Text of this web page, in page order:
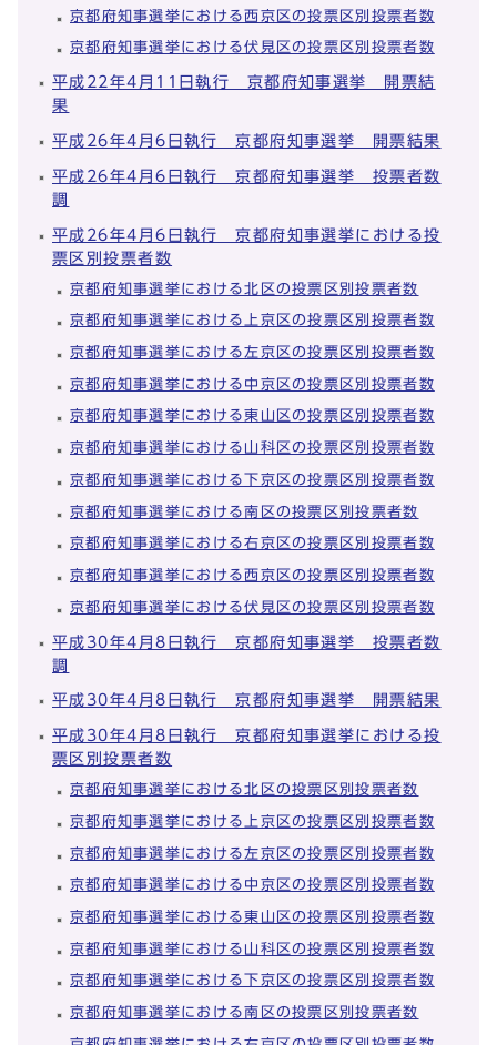
京都府知事選挙における西京区の投票区別投票者数
京都府知事選挙における伏見区の投票区別投票者数
平成22年4月11日執行 京都府知事選挙 開票結
果
平成26年4月6日執行 京都府知事選挙 開票結果
平成26年4月6日執行 京都府知事選挙 投票者数
調
平成26年4月6日執行 京都府知事選挙における投
票区別投票者数
京都府知事選挙における北区の投票区別投票者数
京都府知事選挙における上京区の投票区別投票者数
京都府知事選挙における左京区の投票区別投票者数
京都府知事選挙における中京区の投票区別投票者数
京都府知事選挙における東山区の投票区別投票者数
京都府知事選挙における山科区の投票区別投票者数
京都府知事選挙における下京区の投票区別投票者数
京都府知事選挙における南区の投票区別投票者数
京都府知事選挙における右京区の投票区別投票者数
京都府知事選挙における西京区の投票区別投票者数
京都府知事選挙における伏見区の投票区別投票者数
平成30年4月8日執行 京都府知事選挙 投票者数
調
平成30年4月8日執行 京都府知事選挙 開票結果
平成30年4月8日執行 京都府知事選挙における投
票区別投票者数
京都府知事選挙における北区の投票区別投票者数
京都府知事選挙における上京区の投票区別投票者数
京都府知事選挙における左京区の投票区別投票者数
京都府知事選挙における中京区の投票区別投票者数
京都府知事選挙における東山区の投票区別投票者数
京都府知事選挙における山科区の投票区別投票者数
京都府知事選挙における下京区の投票区別投票者数
京都府知事選挙における南区の投票区別投票者数